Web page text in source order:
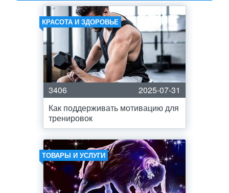
КРАСОТА И ЗДОРОВЬЕ
3406
2025-07-31
Как поддерживать мотивацию для
тренировок
ТОВАРЫ И УСЛУГИ